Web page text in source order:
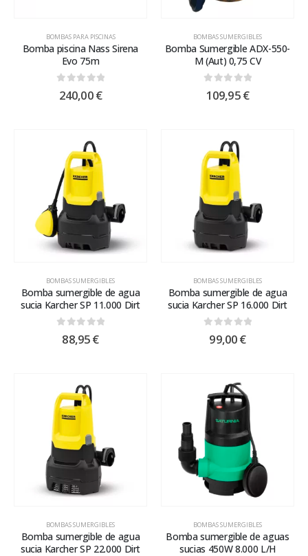
BOMBAS PARA PISCINAS
Bomba piscina Nass Sirena
Evo 75m
0out of 5
240,00€
BOMBAS SUMERGIBLES
Bomba Sumergible ADX-550-
M (Aut) 0,75 CV
0out of 5
109,95€
BOMBAS SUMERGIBLES
Bomba sumergible de agua
sucia Karcher SP 11.000 Dirt
out of 5
88,95€
BOMBAS SUMERGIBLES
Bomba sumergible de agua
sucia Karcher SP 16.000 Dirt
out of 5
99,00€
BOMBAS SUMERGIBLES
Bomba sumergible de agua
sucia Karcher SP 22.000 Dirt
BOMBAS SUMERGIBLES
Bomba sumergible de aguas
sucias 450W 8.000 L/H